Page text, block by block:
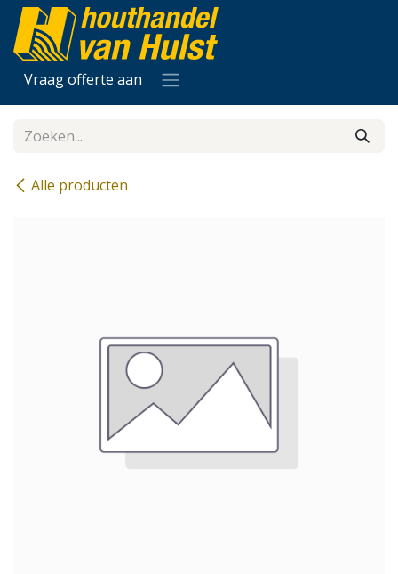
Overslaan naar inhoud
Vraag offerte aan
Alle producten